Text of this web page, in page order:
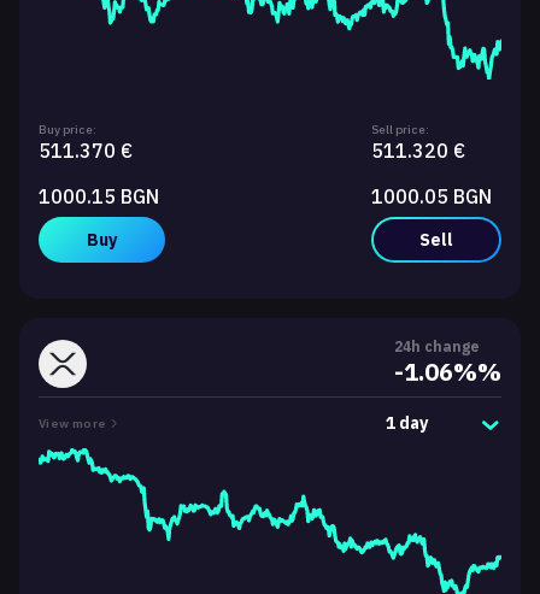
Buy price:
511.370 €
1000.15 BGN
Buy
Sell price:
511.320 €
1000.05 BGN
Sell
24h change
-1.06%%
View more 1 day